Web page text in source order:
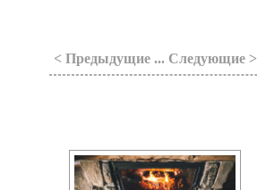
< Предыдущие ... Следующие >